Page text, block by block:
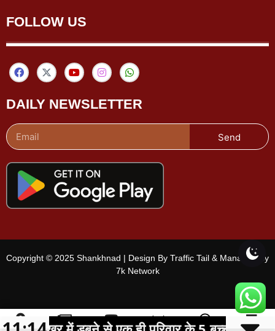
FOLLOW US
DAILY NEWSLETTER
Send
Copyright © 2025 Shankhnad | Design By Traffic Tail & Managed By
7k Network